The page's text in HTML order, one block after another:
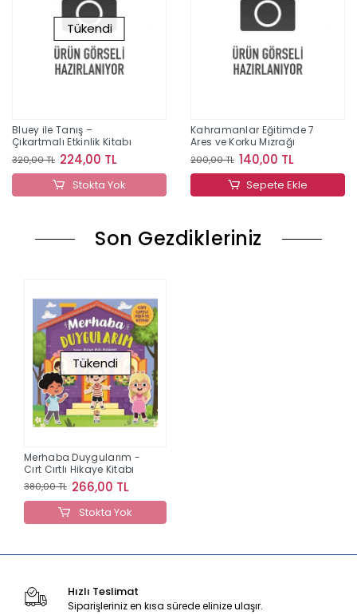
Tükendi
Bluey ile Tanış –
Çıkartmalı Etkinlik Kitabı
320,00 TL 224,00 TL
Stokta Yok
Kahramanlar Eğitimde 7
Ares ve Korku Mızrağı
200,00 TL 140,00 TL
Sepete Ekle
Son Gezdikleriniz
Tükendi
Merhaba Duygularım -
Cırt Cırtlı Hikaye Kitabı
380,00 TL 266,00 TL
Stokta Yok
Hızlı Teslimat
Siparişleriniz en kısa sürede elinize ulaşır.